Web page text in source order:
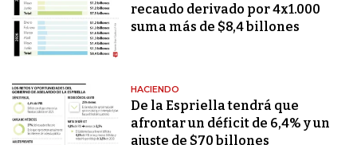
recaudo derivado por 4x1.000
suma más de $8,4 billones
HACIENDO
De la Espriella tendrá que
afrontar un déficit de 6,4% y un
ajuste de $70 billones